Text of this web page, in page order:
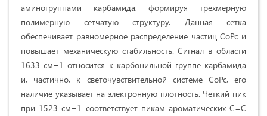
аминогруппами карбамида, формируя трехмерную
полимерную сетчатую структуру. Данная сетка
обеспечивает равномерное распределение частиц CoPc и
повышает механическую стабильность. Сигнал в области
1633 см−1 относится к карбонильной группе карбамида
и, частично, к светочувствительной системе CoPc, его
наличие указывает на электронную плотность. Четкий пик
при 1523 см−1 соответствует пикам ароматических C=C